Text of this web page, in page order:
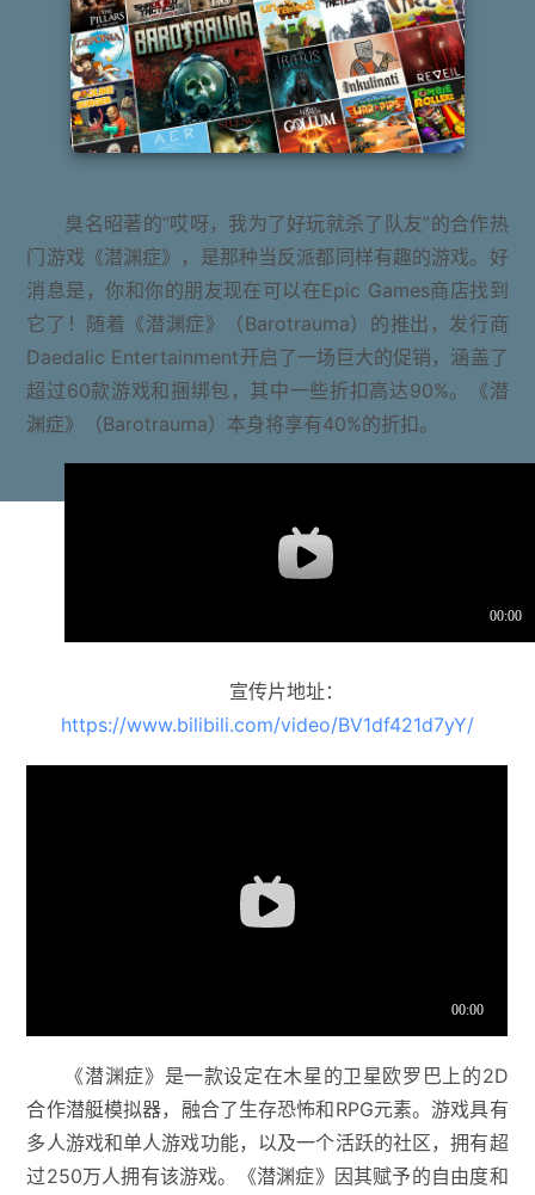
臭名昭著的“哎呀，我为了好玩就杀了队友”的合作热
门游戏《潜渊症》，是那种当反派都同样有趣的游戏。好
消息是，你和你的朋友现在可以在Epic Games商店找到
它了！随着《潜渊症》（Barotrauma）的推出，发行商
Daedalic Entertainment开启了一场巨大的促销，涵盖了
超过60款游戏和捆绑包，其中一些折扣高达90%。《潜
渊症》（Barotrauma）本身将享有40%的折扣。
宣传片地址：
https://www.bilibili.com/video/BV1df421d7yY/
《潜渊症》是一款设定在木星的卫星欧罗巴上的2D
合作潜艇模拟器，融合了生存恐怖和RPG元素。游戏具有
多人游戏和单人游戏功能，以及一个活跃的社区，拥有超
过250万人拥有该游戏。《潜渊症》因其赋予的自由度和